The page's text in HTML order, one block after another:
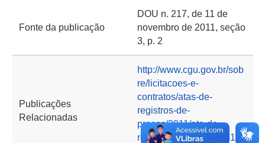
Fonte da publicação
DOU n. 217, de 11 de
novembro de 2011, seção
3, p. 2
Publicações
Relacionadas
http://www.cgu.gov.br/sob
re/licitacoes-e-
contratos/atas-de-
registros-de-
precos/2011/ata-de-
registro-de-precos-no-11-